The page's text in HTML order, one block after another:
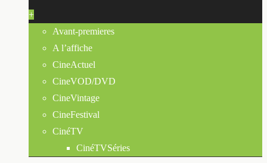
+
Avant-premieres
A l’affiche
CineActuel
CineVOD/DVD
CineVintage
CineFestival
CinéTV
CinéTVSéries